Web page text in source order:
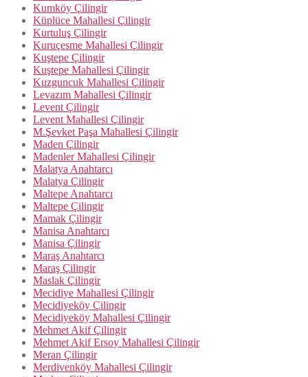
Kumköy Çilingir
Küplüce Mahallesi Çilingir
Kurtuluş Çilingir
Kuruçesme Mahallesi Çilingir
Kuştepe Çilingir
Kuştepe Mahallesi Çilingir
Kuzguncuk Mahallesi Çilingir
Levazım Mahallesi Çilingir
Levent Çilingir
Levent Mahallesi Çilingir
M.Şevket Paşa Mahallesi Çilingir
Maden Çilingir
Madenler Mahallesi Çilingir
Malatya Anahtarcı
Malatya Çilingir
Maltepe Anahtarcı
Maltepe Çilingir
Mamak Çilingir
Manisa Anahtarcı
Manisa Çilingir
Maraş Anahtarcı
Maraş Çilingir
Maslak Çilingir
Mecidiye Mahallesi Çilingir
Mecidiyeköy Çilingir
Mecidiyeköy Mahallesi Çilingir
Mehmet Akif Çilingir
Mehmet Akif Ersoy Mahallesi Çilingir
Meran Çilingir
Merdivenköy Mahallesi Çilingir